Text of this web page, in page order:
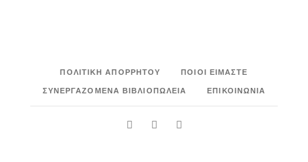
ΠΟΛΙΤΙΚΉ ΑΠΟΡΡΉΤΟΥ
ΠΟΙΟΙ ΕΊΜΑΣΤΕ
ΣΥΝΕΡΓΑΖΌΜΕΝΑ ΒΙΒΛΙΟΠΩΛΕΊΑ
ΕΠΙΚΟΙΝΩΝΊΑ